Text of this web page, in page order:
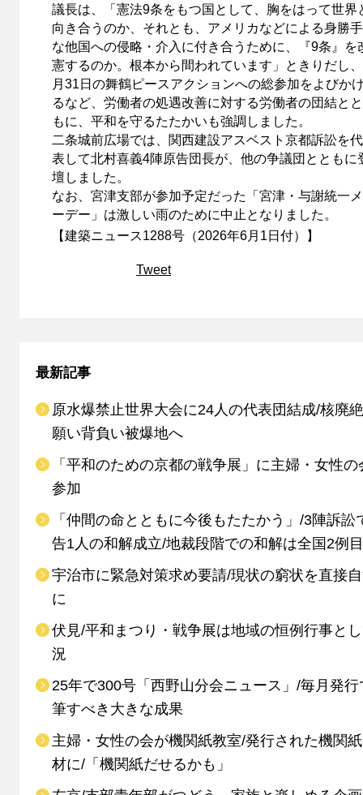
議長は、「憲法9条をもつ国として、胸をはって世界
向き合うのか、それとも、アメリカなどによる身勝手
な他国への侵略・介入に付き合うために、『9条』を
憲するのか。根本から間われています」ときりだし
月31日の舞鶴ピースアクションへの総参加をよびか
るなど、労働者の処遇改善に対する労働者の団結とと
もに、平和を守るたたかいも強調しました。
二条城前広場では、関西建設アスベスト京都訴訟を代
表して北村喜義4陣原告団長が、他の争議団とともに
壇しました。
なお、宮津支部が参加予定だった「宮津・与謝統一メ
ーデー」は激しい雨のために中止となりました。
【建築ニュース1288号（2026年6月1日付）】
Tweet
最新記事
原水爆禁止世界大会に24人の代表団結成/核廃
願い背負い被爆地へ
「平和のための京都の戦争展」に主婦・女性の
参加
「仲間の命とともに今後もたたかう」/3陣訴訟
告1人の和解成立/地裁段階での和解は全国2例目
宇治市に緊急対策求め要請/現状の窮状を直接
に
伏見/平和まつり・戦争展は地域の恒例行事と
況
25年で300号「西野山分会ニュース」/毎月発行
筆すべき大きな成果
主婦・女性の会が機関紙教室/発行された機関
材に/「機関紙だせるかも」